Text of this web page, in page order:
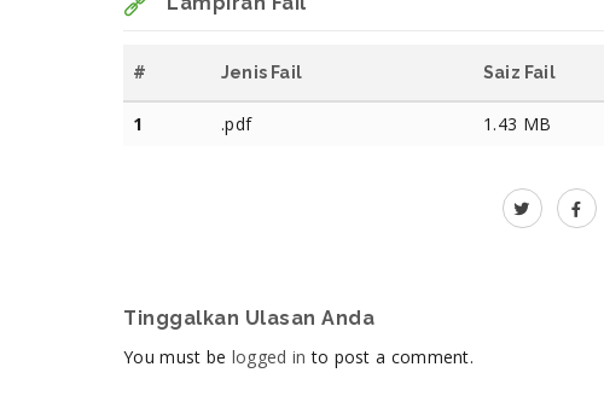
# Jenis Fail Saiz Fail
1 .pdf 1.43 MB
Tinggalkan Ulasan Anda
You must be logged in to post a comment.